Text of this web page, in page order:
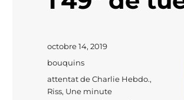
Publié
le
octobre 14, 2019
Catégories
bouquins
Étiquettes
attentat de Charlie Hebdo.,
Riss, Une minute